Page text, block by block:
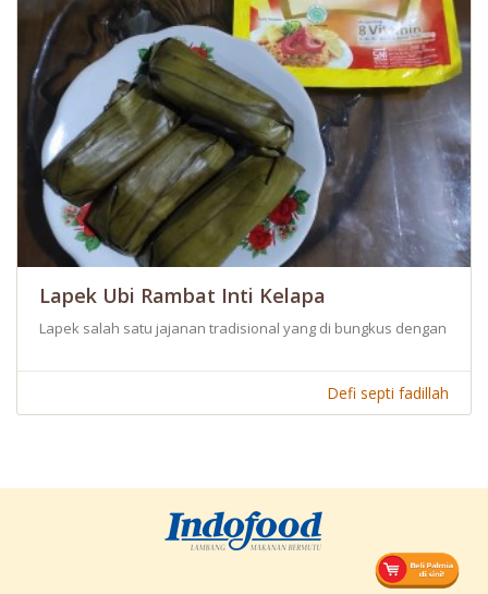
Lapek Ubi Rambat Inti Kelapa
Lapek salah satu jajanan tradisional yang di bungkus dengan
Defi septi fadillah